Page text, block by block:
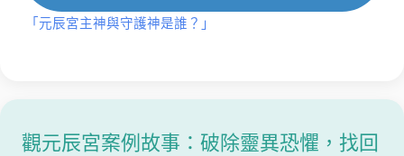
「元辰宮主神與守護神是誰？」
觀元辰宮案例故事：破除靈異恐懼，找回